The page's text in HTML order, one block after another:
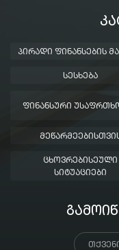
ᲞᲘᲠᲐᲓᲘ ᲤᲘᲜᲐᲜᲡᲔᲑᲘᲡ
ᲡᲔᲡᲮᲔᲑᲐ
ᲤᲘᲜᲐᲜᲡᲣᲠᲘ
ᲪᲮᲝᲕᲠᲔᲑᲘᲡᲔᲣᲚᲘ
ᲡᲘᲢᲣᲐᲪᲘᲔᲑᲘ